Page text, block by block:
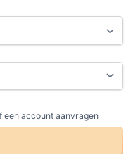
een account aanvragen